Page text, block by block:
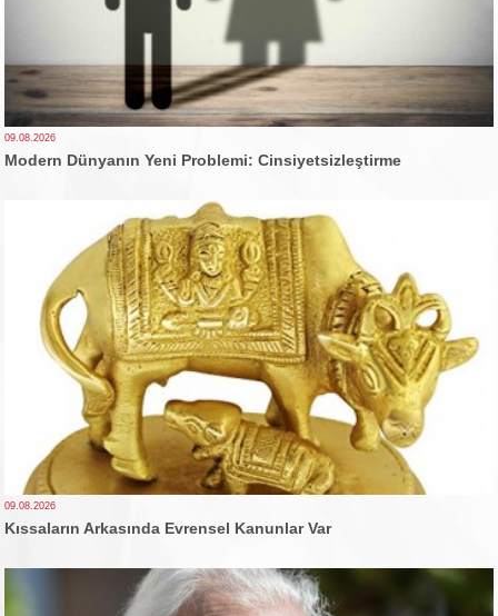
09.08.2026
Modern Dünyanın Yeni Problemi: Cinsiyetsizleştirme
09.08.2026
Kıssaların Arkasında Evrensel Kanunlar Var